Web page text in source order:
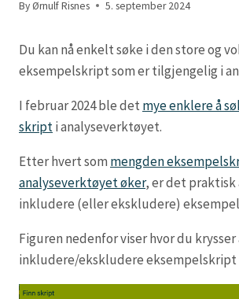
ByØrnulf Risnes 5. september 2024
Du kan nå enkelt søke i den store og
eksempelskript som er tilgjengelig i
I februar 2024 ble det mye enklere å
skripti analyseverktøyet.
Etter hvert som mengden
analyseverktøyet øker, er det praktisk
inkludere (eller ekskludere)
Figuren nedenfor viser hvor du krysser
inkludere/ekskludere eksempelskript